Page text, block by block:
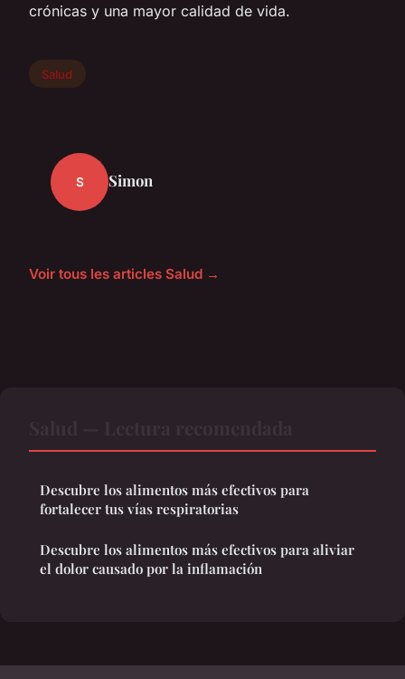
crónicas y una mayor calidad de vida.
Salud
S Simon
Voir tous les articles Salud →
Descubre los alimentos más efectivos para
fortalecer tus vías respiratorias
Descubre los alimentos más efectivos para aliviar
el dolor causado por la inflamación